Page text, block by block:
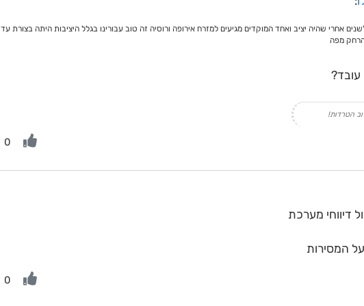
אחרי שהיה יציב ואחד המוקדים מגיעים למזרח אירופה ורוסיה זה טוב עבורינו בגלל היציבות היתה בצורת עד
מפה
עובד?
הטרדות!
0
דיווחי מערכת
המסירות
0